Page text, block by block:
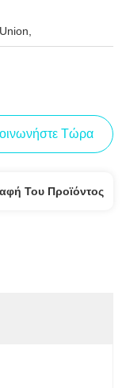
Τώρα
Του Προϊόντος